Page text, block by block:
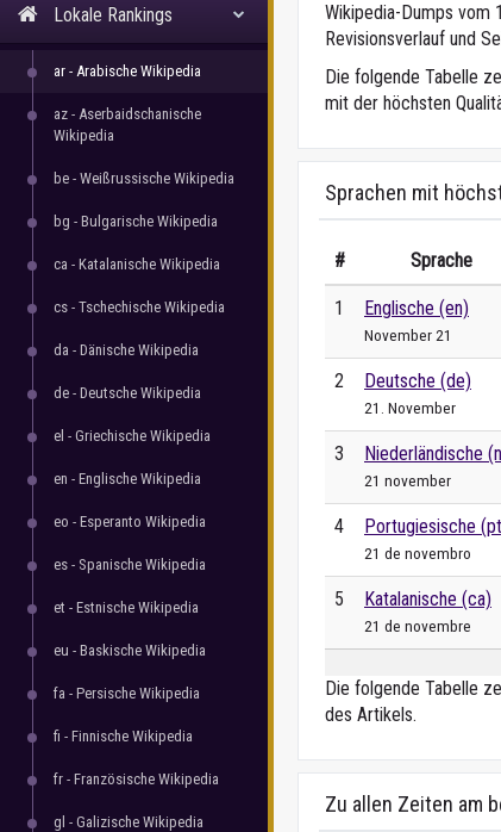
Lokale Rankings
ar - Arabische Wikipedia
az - Aserbaidschanische
Wikipedia
be - Weißrussische Wikipedia
bg - Bulgarische Wikipedia
ca - Katalanische Wikipedia
cs - Tschechische Wikipedia
da - Dänische Wikipedia
de - Deutsche Wikipedia
el - Griechische Wikipedia
en - Englische Wikipedia
eo - Esperanto Wikipedia
es - Spanische Wikipedia
et - Estnische Wikipedia
eu - Baskische Wikipedia
fa - Persische Wikipedia
fi - Finnische Wikipedia
fr - Französische Wikipedia
gl - Galizische Wikipedia
Wikipedia-Dumps vom
Revisionsverlauf und
Die folgende Tabelle
mit der höchsten
Sprachen mit
# Sprache
1 Englische (en)
November 21
2 Deutsche (de)
21. November
3 Niederländische
21 november
4 Portugiesische
21 de novembro
5 Katalanische (ca)
21 de novembre
Die folgende Tabelle
des Artikels.
Zu allen Zeiten am